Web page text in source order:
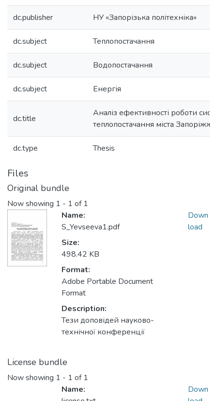
dc.publisher НУ «Запорізька політехніка»
dc.subject Теплопостачання
dc.subject Водопостачання
dc.subject Енергія
dc.title
Аналіз ефективності роботи
теплопостачання міста Запоріжжя
dc.type Thesis
Files
Original bundle
Now showing 1 - 1 of 1
Name:
S_Yevseeva1.pdf
Size:
498.42 KB
Format:
Adobe Portable Document
Format
Description:
Тези доповідей науково-
технічної конференції
Down
load
License bundle
Now showing 1 - 1 of 1
Name:
Down